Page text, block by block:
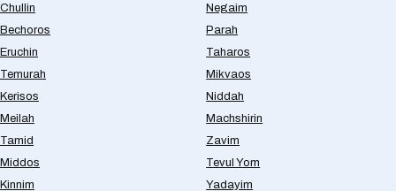
Chullin
Bechoros
Eruchin
Temurah
Kerisos
Meilah
Tamid
Middos
Kinnim
Negaim
Parah
Taharos
Mikvaos
Niddah
Machshirin
Zavim
Tevul Yom
Yadayim